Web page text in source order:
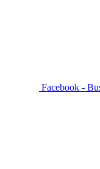
Facebook -